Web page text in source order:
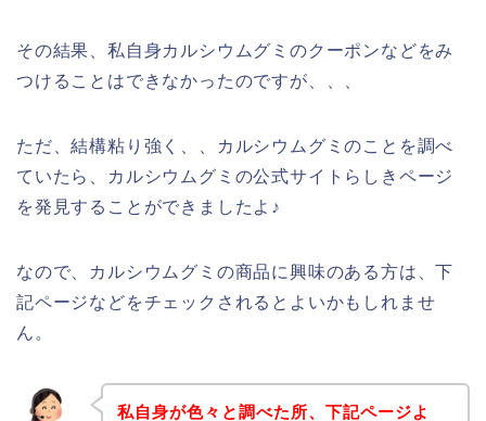
その結果、私自身カルシウムグミのクーポンなどをみ
つけることはできなかったのですが、、、
ただ、結構粘り強く、、カルシウムグミのことを調べ
ていたら、カルシウムグミの公式サイトらしきページ
を発見することができましたよ♪
なので、カルシウムグミの商品に興味のある方は、下
記ページなどをチェックされるとよいかもしれませ
ん。
私自身が色々と調べた所、下記ページよ